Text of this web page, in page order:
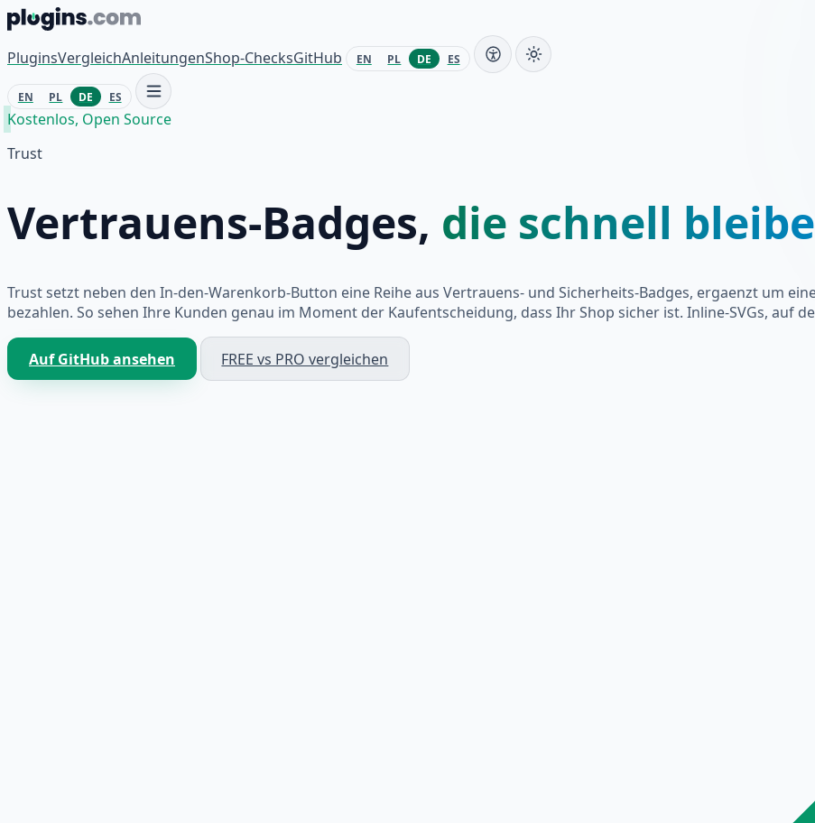
Zum Inhalt springen
PluginsVergleichAnleitungenShop-ChecksGitHub EN PL DE ES
EN PL DE ES
Kostenlos, Open Source
Trust
Vertrauens-Badges, die schnell
Trust setzt neben den In-den-Warenkorb-Button eine Reihe aus Vertrauens- und Sicherheits-Badges, ergaenzt um
bezahlen. So sehen Ihre Kunden genau im Moment der Kaufentscheidung, dass Ihr Shop sicher ist. Inline-SVGs, auf
Auf GitHub ansehen FREE vs PRO vergleichen